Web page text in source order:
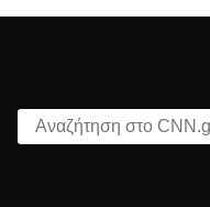
Αναζήτηση στο CNN.gr